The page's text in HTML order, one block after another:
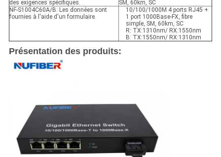
des exigences spécifiques.
SM, 60km, SC
NF-S1004C60A/B: Les données sont
fournies à l'aide d'un formulaire.
10/100/1000M 4 ports RJ45 +
1 port 1000Base-FX, fibre
simple, SM, 60km, SC
R: TX:1310nm/ RX:1550nm
B: TX:1550nm/ RX:1310nm
Présentation des produits: